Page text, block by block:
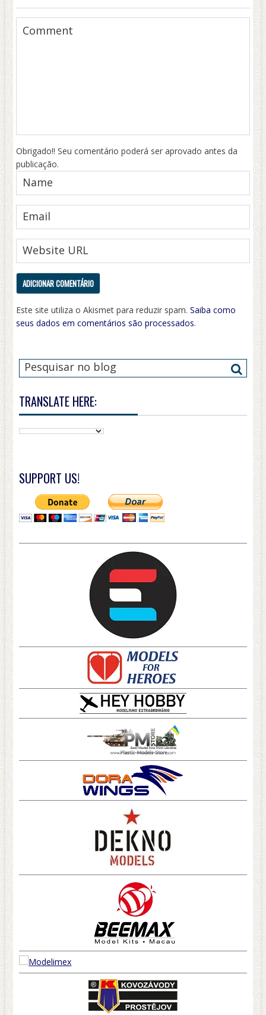
Obrigado!! Seu comentário poderá ser aprovado antes da
publicação.
Este site utiliza o Akismet para reduzir spam.Saiba como
seus dados em comentários são processados.
TRANSLATE HERE:
SUPPORT US!